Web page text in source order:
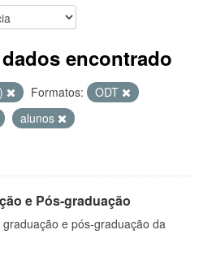
encontrado
Formatos:
ODT
alunos
e Pós-graduação
e pós-graduação da